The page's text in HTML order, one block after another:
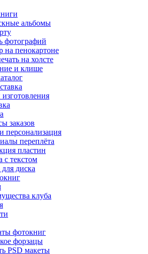
альбомы
фотографий
на пенокартоне
на холсте
и клише
заказов
персонализация
переплёта
пластин
с текстом
диска
клуба
фотокниг
форзацы
PSD макеты